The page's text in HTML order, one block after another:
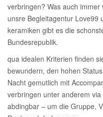
verbringen? Was auch
unsre Begleitagentur Love99
keramiken gibt es die
Bundesrepublik.
qua idealen Kriterien finden
bewundern, den hohen
Nacht gemutlich mit
verbringen unter anderem
abdingbar – um die Gruppe,